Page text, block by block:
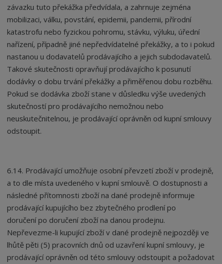
závazku tuto překážka předvídala, a zahrnuje zejména
mobilizaci, válku, povstání, epidemii, pandemii, přírodní
katastrofu nebo fyzickou pohromu, stávku, výluku, úřední
nařízení, případně jiné nepředvídatelné překážky, a to i pokud
nastanou u dodavatelů prodávajícího a jejich subdodavatelů.
Takové skutečnosti opravňují prodávajícího k posunutí
dodávky o dobu trvání překážky a přiměřenou dobu rozběhu.
Pokud se dodávka zboží stane v důsledku výše uvedených
skutečností pro prodávajícího nemožnou nebo
neuskutečnitelnou, je prodávající oprávněn od kupní smlouvy
odstoupit.
6.14. Prodávající umožňuje osobní převzetí zboží v prodejně,
a to dle místa uvedeného v kupní smlouvě. O dostupnosti a
následné přítomnosti zboží na dané prodejně informuje
prodávající kupujícího bez zbytečného prodlení po
doručení po doručení zboží na danou prodejnu.
Nepřevezme-li kupující zboží v dané prodejně nejpozději ve
lhůtě pěti (5) pracovních dnů od uzavření kupní smlouvy, je
prodávající oprávněn od této smlouvy odstoupit a požadovat